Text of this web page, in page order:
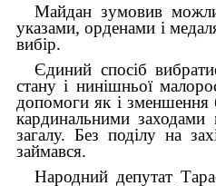
Майдан зумовив
указами, орденами і
вибір.
Єдиний спосіб
стану і нинішньої
допомоги як і зменшення
кардинальними заходами
загалу. Без поділу на
займався.
Народний депутат